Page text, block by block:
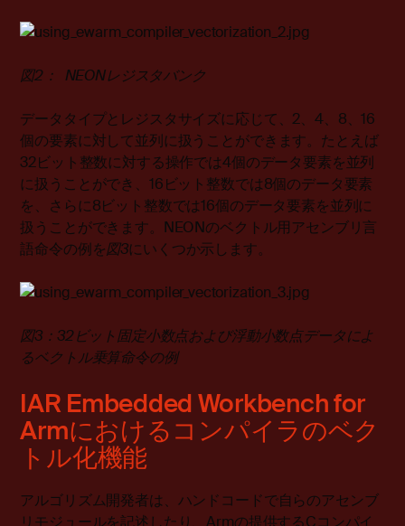
図2： NEONレジスタバンク
データタイプとレジスタサイズに応じて、2、4、8、16
個の要素に対して並列に扱うことができます。たとえば
32ビット整数に対する操作では4個のデータ要素を並列
に扱うことができ、16ビット整数では8個のデータ要素
を、さらに8ビット整数では16個のデータ要素を並列に
扱うことができます。NEONのベクトル用アセンブリ言
語命令の例を図3にいくつか示します。
図3：32ビット固定小数点および浮動小数点データによ
るベクトル乗算命令の例
IAR Embedded Workbench for
Armにおけるコンパイラのベク
トル化機能
アルゴリズム開発者は、ハンドコードで自らのアセンブ
リモジュールを記述したり、Armの提供するCコンパイ